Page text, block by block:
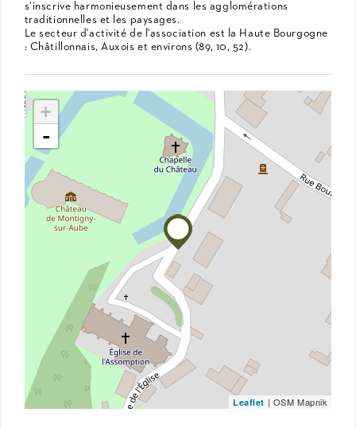
s’inscrive harmonieusement dans les agglomérations
traditionnelles et les paysages.
Le secteur d'activité de l'association est la Haute Bourgogne
: Châtillonnais, Auxois et environs (89, 10, 52).
+
-
Leaflet | OSM Mapnik